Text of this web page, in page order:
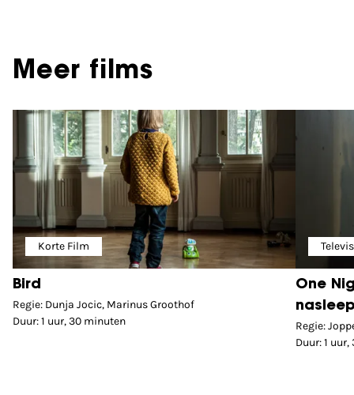
Meer films
Korte Film
Bird
Regie: Dunja Jocic, Marinus Groothof
Duur: 1 uur, 30 minuten
One
Regie:
Duur: 1